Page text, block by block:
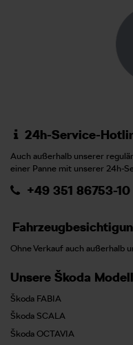
24h-Service-
Auch außerhalb unserer
einer Panne mit unserer 24h-
+49 351 86753-10
Ohne Verkauf auch außerhalb
Unsere Škoda
Škoda FABIA
Škoda SCALA
Škoda OCTAVIA